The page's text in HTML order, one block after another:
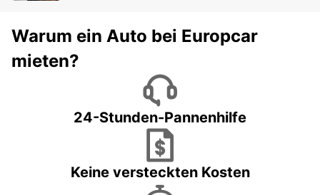
Warum ein Auto bei Europcar
mieten?
24-Stunden-Pannenhilfe
Keine versteckten Kosten